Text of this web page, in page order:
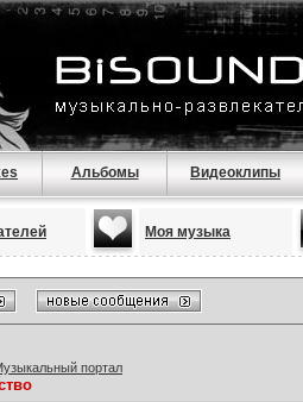
Альбомы Видеоклипы
Моя музыка
портал